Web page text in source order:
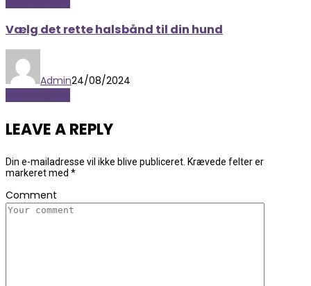
Vælg det rette halsbånd til din hund
Admin24/08/2024
LEAVE A REPLY
Din e-mailadresse vil ikke blive publiceret. Krævede felter er
markeret med *
Comment